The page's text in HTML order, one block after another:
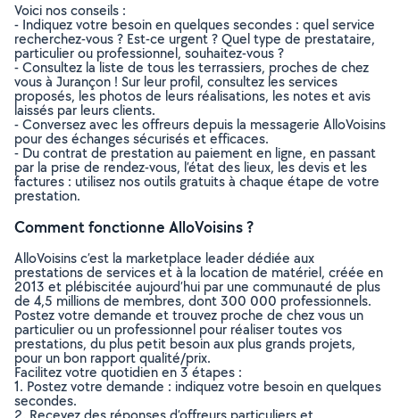
Voici nos conseils :
- Indiquez votre besoin en quelques secondes : quel service
recherchez-vous ? Est-ce urgent ? Quel type de prestataire,
particulier ou professionnel, souhaitez-vous ?
- Consultez la liste de tous les terrassiers, proches de chez
vous à Jurançon ! Sur leur profil, consultez les services
proposés, les photos de leurs réalisations, les notes et avis
laissés par leurs clients.
- Conversez avec les offreurs depuis la messagerie AlloVoisins
pour des échanges sécurisés et efficaces.
- Du contrat de prestation au paiement en ligne, en passant
par la prise de rendez-vous, l’état des lieux, les devis et les
factures : utilisez nos outils gratuits à chaque étape de votre
prestation.
Comment fonctionne AlloVoisins ?
AlloVoisins c’est la marketplace leader dédiée aux
prestations de services et à la location de matériel, créée en
2013 et plébiscitée aujourd’hui par une communauté de plus
de 4,5 millions de membres, dont 300 000 professionnels.
Postez votre demande et trouvez proche de chez vous un
particulier ou un professionnel pour réaliser toutes vos
prestations, du plus petit besoin aux plus grands projets,
pour un bon rapport qualité/prix.
Facilitez votre quotidien en 3 étapes :
1. Postez votre demande : indiquez votre besoin en quelques
secondes.